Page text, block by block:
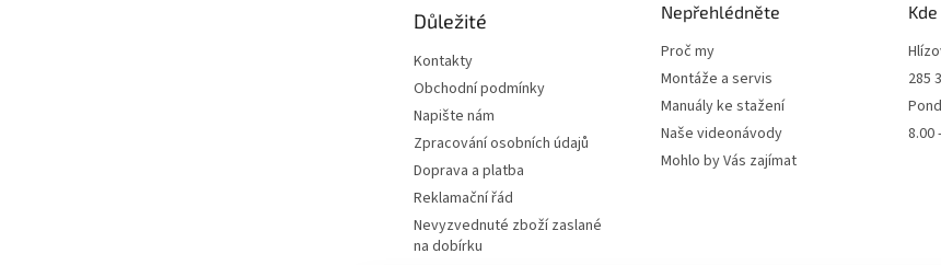
Důležité
Kontakty
Obchodní podmínky
Napište nám
Zpracování osobních údajů
Doprava a platba
Reklamační řád
Nevyzvednuté zboží zaslané
na dobírku
Nepřehlédněte
Proč my
Montáže a servis
Manuály ke stažení
Naše videonávody
Mohlo by Vás zajímat
285
8.00